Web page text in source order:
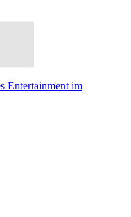
Entertainment im